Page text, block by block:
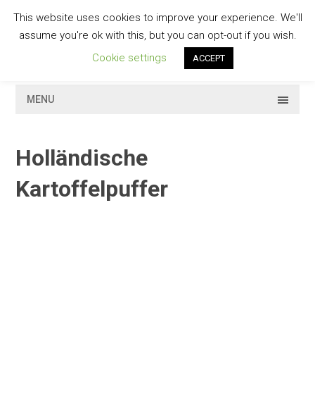
contentGESCHMACKVOLL
MENU
Holländische
Kartoffelpuffer
This website uses cookies to improve your experience. We'll
assume you're ok with this, but you can opt-out if you wish.
Cookie settings
ACCEPT